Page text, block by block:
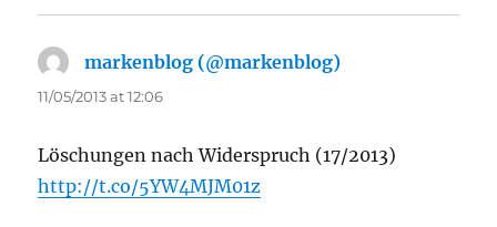
markenblog (@markenblog)
11/05/2013 at 12:06
Löschungen nach Widerspruch (17/2013)
http://t.co/5YW4MJM01z